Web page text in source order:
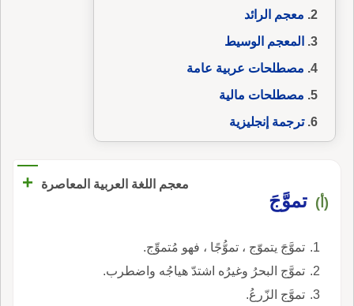
معجم الرائد
المعجم الوسيط
مصطلحات عربية عامة
مصطلحات مالية
ترجمة إنجليزية
معجم اللغة العربية المعاصرة +
(أ) تموَّجَ
تموَّجَ يتموّج ، تموُّجًا ، فهو مُتموِّج.
تموَّج البحرُ وغيرُه اشتدّ هياجُه واضطرب.
تموَّج الزّرعُ.